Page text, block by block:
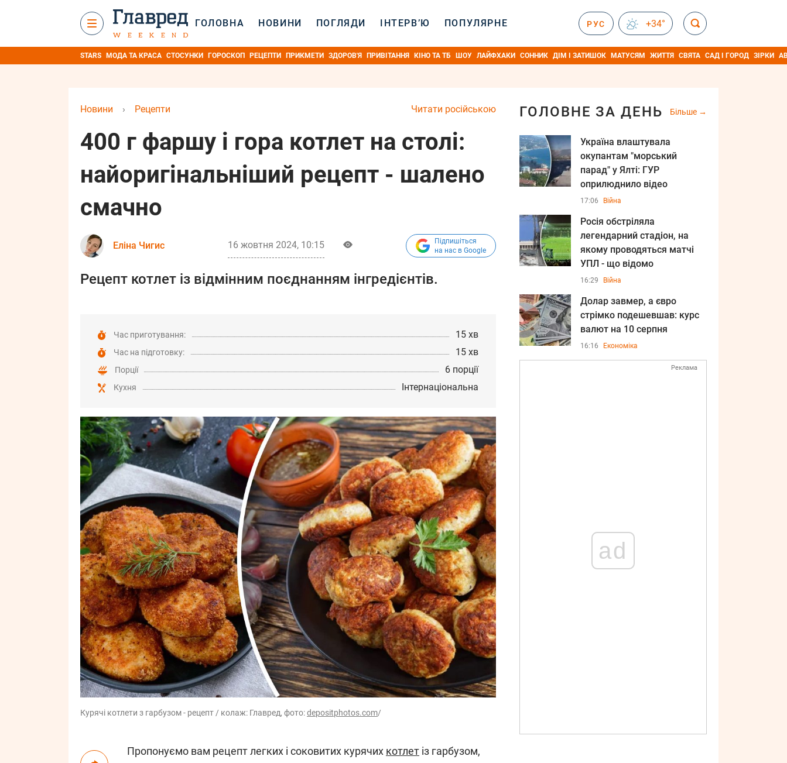
ГОЛОВНА НОВИНИ ПОГЛЯДИ ІНТЕРВ’Ю ПОПУЛЯРНЕ РУС +34°
STARS МОДА ТА КРАСА СТОСУНКИ ГОРОСКОП РЕЦЕПТИ ПРИКМЕТИ ЗДОРОВ'Я ПРИВІТАННЯ КІНО ТА ТБ ШОУ ЛАЙФХАКИ СОННИК ДІМ І ЗАТИШОК МАТУСЯМ ЖИТТЯ СВЯТА САД І ГОРОД ЗІРКИ
Читати російською
Новини › Рецепти
400 г фаршу і гора котлет на столі:
найоригінальніший рецепт - шалено
смачно
Еліна Чигис 16 жовтня 2024, 10:15
Підпишіться
на нас в Google
Рецепт котлет із відмінним поєднанням інгредієнтів.
Час приготування: 15 хв
Час на підготовку: 15 хв
Порції 6 порції
Кухня Інтернаціональна
Курячі котлети з гарбузом - рецепт / колаж: Главред, фото:depositphotos.com/
Пропонуємо вам рецепт легких і соковитих курячих котлет із гарбузом,
ГОЛОВНЕ ЗА ДЕНЬ Більше
Україна влаштувала
окупантам "морський
парад" у Ялті: ГУР
оприлюднило відео
17:06 Війна
Росія обстріляла
легендарний стадіон, на
якому проводяться матчі
УПЛ - що відомо
16:29 Війна
Долар завмер, а євро
стрімко подешевшав: курс
валют на 10 серпня
16:16 Економіка
Реклама
ad